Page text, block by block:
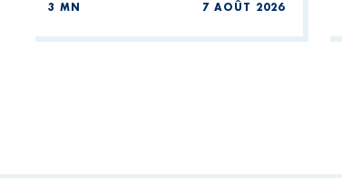
3 MN 7 AOÛT 2026